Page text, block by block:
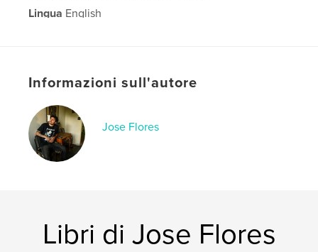
Lingua English
Informazioni sull'autore
Jose Flores
Libri di Jose Flores